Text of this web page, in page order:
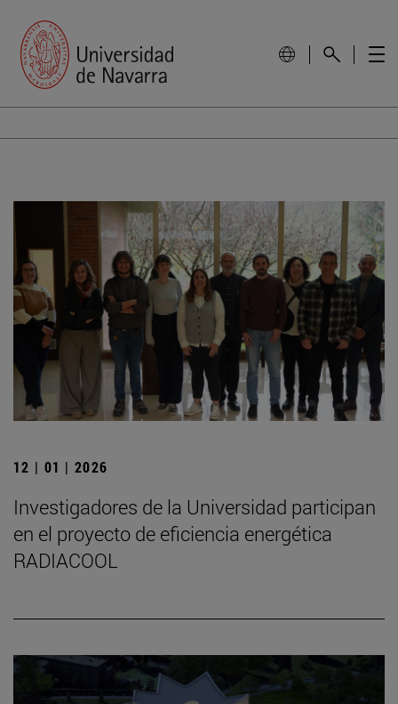
12 | 01 | 2026
Investigadores de la Universidad participan
en el proyecto de eficiencia energética
RADIACOOL